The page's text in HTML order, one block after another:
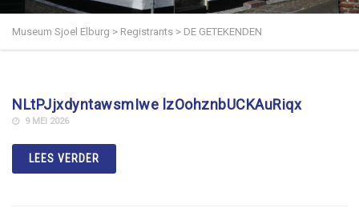
Museum Sjoel Elburg > Registrants > DE GETEKENDEN
NLtPJjxdyntawsmIwe lzOohznbUCKAuRiqx
9 MEI 2026
LEES VERDER